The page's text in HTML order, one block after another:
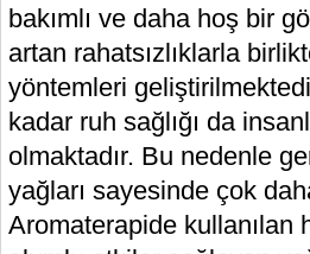
bakımlı ve daha hoş bir
artan rahatsızlıklarla
yöntemleri
kadar ruh sağlığı da
olmaktadır. Bu nedenle
yağları sayesinde çok
Aromaterapide kullanılan